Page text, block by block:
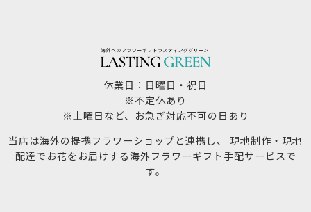
休業日：日曜日・祝日
※不定休あり
※土曜日など、お急ぎ対応不可の日あり
当店は海外の提携フラワーショップと連携し、 現地制作・現地
配達でお花をお届けする海外フラワーギフト手配サービスで
す。